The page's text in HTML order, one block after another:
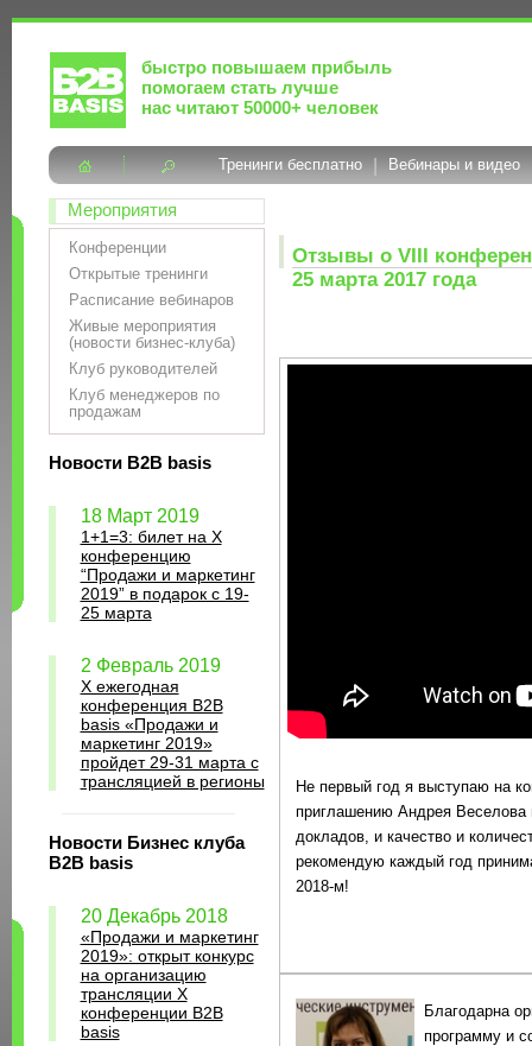
быстро повышаем прибыль
помогаем стать лучше
нас читают 50000+ человек
Тренинги бесплатно Вебинары и видео
Мероприятия
Конференции
Открытые тренинги
Расписание вебинаров
Живые мероприятия
(новости бизнес-клуба)
Клуб руководителей
Клуб менеджеров по
продажам
Новости B2B basis
18 Март 2019
1+1=3: билет на Х
конференцию
“Продажи и маркетинг
2019” в подарок с 19-
25 марта
2 Февраль 2019
X ежегодная
конференция B2B
basis «Продажи и
маркетинг 2019»
пройдет 29-31 марта с
трансляцией в регионы
Новости Бизнес клуба
B2B basis
20 Декабрь 2018
«Продажи и маркетинг
2019»: открыт конкурс
на организацию
трансляции X
конференции B2B
basis
Отзывы о VIII
25 марта 2017 года
Не первый год я выступаю на
приглашению Андрея Веселова
докладов, и качество и
рекомендую каждый год
2018-м!
Благодарна
программу и